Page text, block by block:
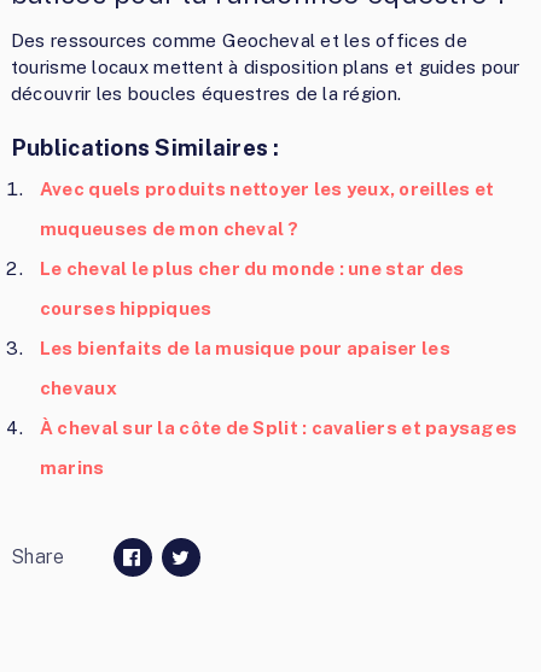
Des ressources comme Geocheval et les offices de
tourisme locaux mettent à disposition plans et guides pour
découvrir les boucles équestres de la région.
Publications Similaires :
Avec quels produits nettoyer les yeux, oreilles et
muqueuses de mon cheval ?
Le cheval le plus cher du monde : une star des
courses hippiques
Les bienfaits de la musique pour apaiser les
chevaux
À cheval sur la côte de Split : cavaliers et paysages
marins
Share